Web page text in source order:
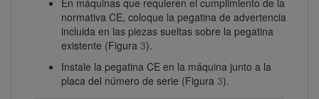
En máquinas que requieren el cumplimiento de la
normativa CE, coloque la pegatina de advertencia
incluida en las piezas sueltas sobre la pegatina
existente (Figura 3).
Instale la pegatina CE en la máquina junto a la
placa del número de serie (Figura 3).